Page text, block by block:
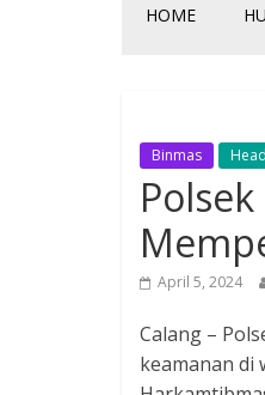
HOME
Binmas
April 5, 2024
Calang –
keamanan di